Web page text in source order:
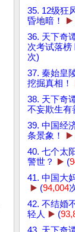
35. 12级狂
昏地暗！
▶️
36. 天下奇
次考试落榜
次)
37. 秦始皇
挖掘真相！
38. 天下奇
不妄欺生有
39. 中国经
条景象！
▶️
40. 七个太
警世？
▶️ (
41. 中国大
▶️ (94,004
42. 不结婚
轻人 ▶️ (
43. 天下奇